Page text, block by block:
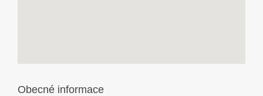
Obecné informace